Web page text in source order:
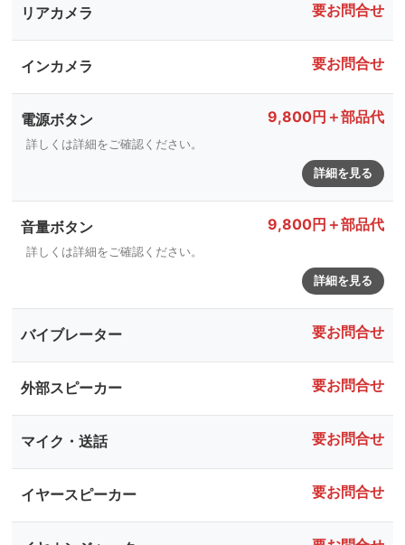
リアカメラ 要お問合せ
インカメラ 要お問合せ
電源ボタン 9,800円＋部品代
詳しくは詳細をご確認ください。
詳細を見る
音量ボタン 9,800円＋部品代
詳しくは詳細をご確認ください。
詳細を見る
バイブレーター 要お問合せ
外部スピーカー 要お問合せ
マイク・送話 要お問合せ
イヤースピーカー 要お問合せ